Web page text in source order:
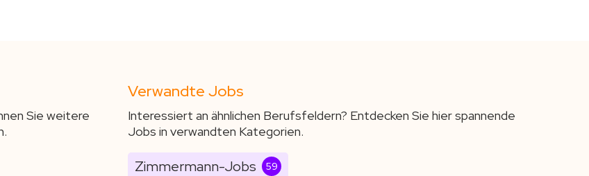
Sie weitere
Verwandte Jobs
Interessiert an ähnlichen Berufsfeldern? Entdecken Sie hier spannende
Jobs in verwandten Kategorien.
Zimmermann-Jobs 59